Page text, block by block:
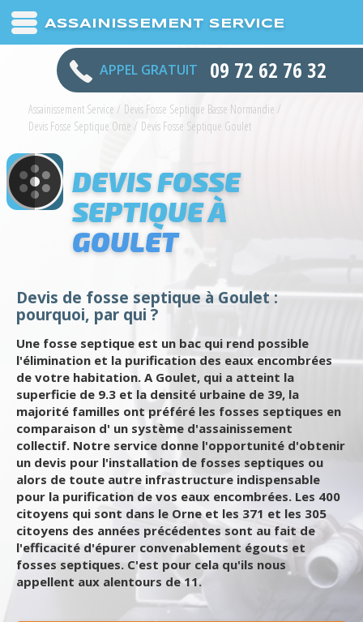
ASSAINISSEMENT SERVICE
APPEL GRATUIT 09 72 62 76 32
Assainissement Service / Devis Fosse Septique Basse Normandie /
Devis Fosse Septique Orne / Devis Fosse Septique Goulet
DEVIS FOSSE
SEPTIQUE À
GOULET
Devis de fosse septique à Goulet :
pourquoi, par qui ?
Une fosse septique est un bac qui rend possible
l'élimination et la purification des eaux encombrées
de votre habitation. A Goulet, qui a atteint la
superficie de 9.3 et la densité urbaine de 39, la
majorité familles ont préféré les fosses septiques en
comparaison d' un système d'assainissement
collectif. Notre service donne l'opportunité d'obtenir
un devis pour l'installation de fosses septiques ou
alors de toute autre infrastructure indispensable
pour la purification de vos eaux encombrées. Les 400
citoyens qui sont dans le Orne et les 371 et les 305
citoyens des années précédentes sont au fait de
l'efficacité d'épurer convenablement égouts et
fosses septiques. C'est pour cela qu'ils nous
appellent aux alentours de 11.